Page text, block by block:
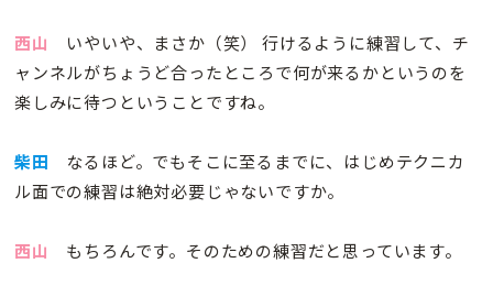
西山
いやいや、まさか（笑） 行けるように練習して、チ
ャンネルがちょうど合ったところで何が来るかというのを
楽しみに待つということですね。
柴田 なるほど。でもそこに至るまでに、はじめテクニカ
ル面での練習は絶対必要じゃないですか。
西山 もちろんです。そのための練習だと思っています。